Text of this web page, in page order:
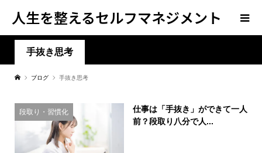
人生を整えるセルフマネジメント
手抜き思考
ブログ 手抜き思考
段取り・習慣化
仕事は「手抜き」ができて一人
前？段取り八分で人...